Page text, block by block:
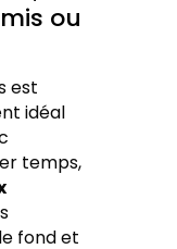
ou
est
idéal
temps,
fond et